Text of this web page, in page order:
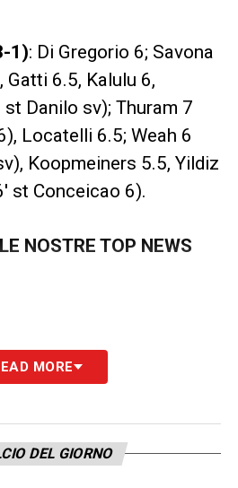
1): Di Gregorio 6; Savona
Gatti 6.5, Kalulu 6,
st Danilo sv); Thuram 7
Locatelli 6.5; Weah 6
Koopmeiners 5.5, Yildiz
st Conceicao 6).
NOSTRE TOP NEWS
MORE
DEL GIORNO